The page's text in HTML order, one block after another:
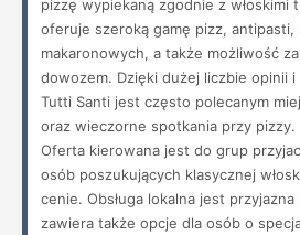
pizzę wypiekaną zgodnie z włoskimi
oferuje szeroką gamę pizz, antipasti,
makaronowych, a także możliwość
dowozem. Dzięki dużej liczbie opinii i
Tutti Santi jest często polecanym
oraz wieczorne spotkania przy pizzy.
Oferta kierowana jest do grup
osób poszukujących klasycznej
cenie. Obsługa lokalna jest
zawiera także opcje dla osób o